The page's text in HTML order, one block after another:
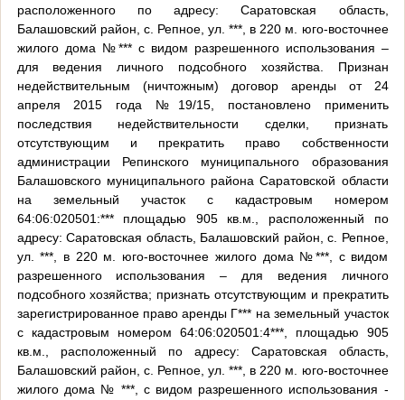
расположенного по адресу: Саратовская область,
Балашовский район, с. Репное, ул. ***, в 220 м. юго-восточнее
жилого дома №*** с видом разрешенного использования –
для ведения личного подсобного хозяйства. Признан
недействительным (ничтожным) договор аренды от 24
апреля 2015 года №19/15, постановлено применить
последствия недействительности сделки, признать
отсутствующим и прекратить право собственности
администрации Репинского муниципального образования
Балашовского муниципального района Саратовской области
на земельный участок с кадастровым номером
64:06:020501:*** площадью 905 кв.м., расположенный по
адресу: Саратовская область, Балашовский район, с. Репное,
ул. ***, в 220 м. юго-восточнее жилого дома №***, с видом
разрешенного использования – для ведения личного
подсобного хозяйства; признать отсутствующим и прекратить
зарегистрированное право аренды Г*** на земельный участок
с кадастровым номером 64:06:020501:4***, площадью 905
кв.м., расположенный по адресу: Саратовская область,
Балашовский район, с. Репное, ул. ***, в 220 м. юго-восточнее
жилого дома № ***, с видом разрешенного использования -